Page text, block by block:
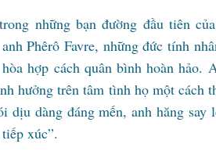
những bạn đường đầu tiên
Phêrô Favre, những đức tính
hợp cách quân bình hoàn
hưởng trên tâm tình họ một cách
dịu dàng đáng mến, anh hăng
xúc”.